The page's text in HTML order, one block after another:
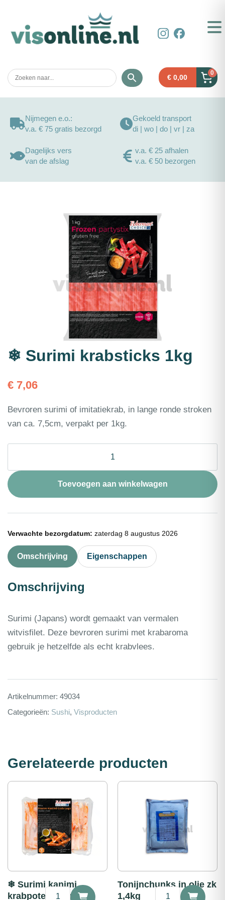
€ 0,00
0
Nijmegen e.o.:
v.a. € 75 gratis bezorgd
Gekoeld transport
di | wo | do | vr | za
Dagelijks vers
van de afslag
v.a. € 25 afhalen
v.a. € 50 bezorgen
❄ Surimi krabsticks 1kg
€ 7,06
Bevroren surimi of imitatiekrab, in lange ronde stroken
van ca. 7,5cm, verpakt per 1kg.
krabsticks
1kg
aantal
Toevoegen aan winkelwagen
Verwachte bezorgdatum: zaterdag 8 augustus 2026
Omschrijving Eigenschappen
Omschrijving
Surimi (Japans) wordt gemaakt van vermalen
witvisfilet. Deze bevroren surimi met krabaroma
gebruik je hetzelfde als echt krabvlees.
Artikelnummer: 49034
Categorieën: Sushi, Visproducten
Gerelateerde producten
❄ Surimi kanimi
krabpoten 500g
Tonijnchunks in olie zk
1,4kg
Tonijnchunks